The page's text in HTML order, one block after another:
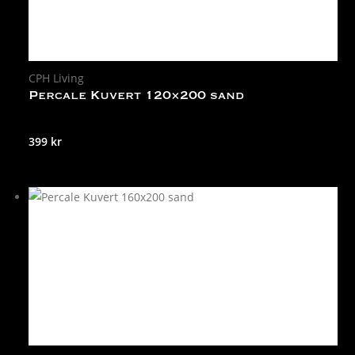
CPH Living
Percale Kuvert 120×200 sand
399 kr